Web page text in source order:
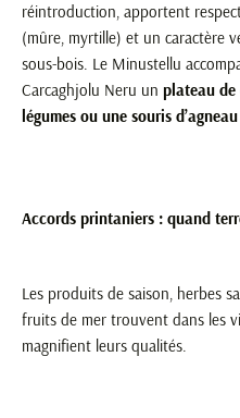
réintroduction, apportent
(mûre, myrtille) et un caractère
sous-bois. Le Minustellu
Carcaghjolu Neru un plateau de
légumes ou une souris
Accords printaniers : quand
Les produits de saison, herbes
fruits de mer trouvent dans les
magnifient leurs qualités.